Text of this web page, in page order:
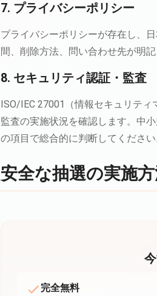
7. プライバシーポリシー
プライバシーポリシーが存在し、
間、削除方法、問い合わせ先が明
8. セキュリティ認証・監査
ISO/IEC 27001（情報セキュリテ
監査の実施状況を確認します。中
の項目で総合的に判断してください
安全な抽選の実施
完全無料